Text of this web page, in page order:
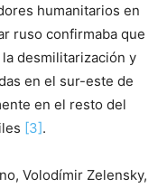
humanitarios en
ruso confirmaba que
desmilitarización y
en el sur-este de
en el resto del
[3].
Volodímir Zelensky,